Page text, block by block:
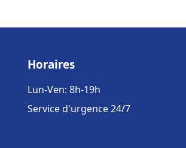
Horaires
Lun-Ven: 8h-19h
Service d'urgence 24/7